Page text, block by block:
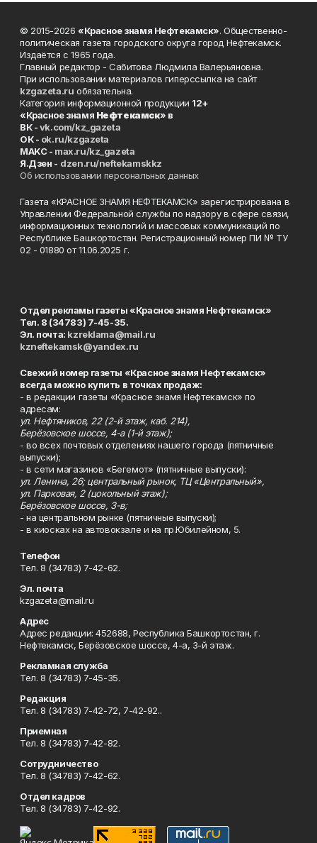
© 2015-2026 «Красное знамя Нефтекамск». Общественно-
политическая газета городского округа город Нефтекамск.
Издаётся с 1965 года.
Главный редактор - Сабитова Людмила Валерьяновна.
При использовании материалов гиперссылка на сайт
kzgazeta.ru обязательна.
Категория информационной продукции 12+
«Красное знамя Нефтекамск» в
ВК -vk.com/kz_gazeta
ОК - ok.ru/kzgazeta
MAKC - max.ru/kz_gazeta
Я.Дзен - dzen.ru/neftekamskkz
Об использовании персональных данных
Газета «КРАСНОЕ ЗНАМЯ НЕФТЕКАМСК» зарегистрирована в
Управлении Федеральной службы по надзору в сфере связи,
информационных технологий и массовых коммуникаций по
Республике Башкортостан. Регистрационный номер ПИ № ТУ
02 - 01880 от 11.06.2025 г.
Отдел рекламы газеты «Красное знамя Нефтекамск»
Тел. 8 (34783) 7-45-35.
Эл. почта: kzreklama@mail.ru
kzneftekamsk@yandex.ru
Свежий номер газеты «Красное знамя Нефтекамск»
всегда можно купить в точках продаж:
- в редакции газеты «Красное знамя Нефтекамск» по
адресам:
ул. Нефтяников, 22 (2-й этаж, каб. 214),
Берёзовское шоссе, 4-а (1-й этаж);
- во всех почтовых отделениях нашего города (пятничные
выпуски);
- в сети магазинов «Бегемот» (пятничные выпуски):
ул. Ленина, 26; центральный рынок, ТЦ «Центральный»,
ул. Парковая, 2 (цокольный этаж);
Берёзовское шоссе, 3-в;
- на центральном рынке (пятничные выпуски);
- в киосках на автовокзале и на пр.Юбилейном, 5.
Телефон
Тел. 8 (34783) 7-42-62.
Эл. почта
kzgazeta@mail.ru
Адрес
Адрес редакции: 452688, Республика Башкортостан, г.
Нефтекамск, Берёзовское шоссе, 4-а, 3-й этаж.
Рекламная служба
Тел. 8 (34783) 7-45-35.
Редакция
Тел. 8 (34783) 7-42-72, 7-42-92..
Приемная
Тел. 8 (34783) 7-42-82.
Сотрудничество
Тел. 8 (34783) 7-42-62.
Отдел кадров
Тел. 8 (34783) 7-42-92.